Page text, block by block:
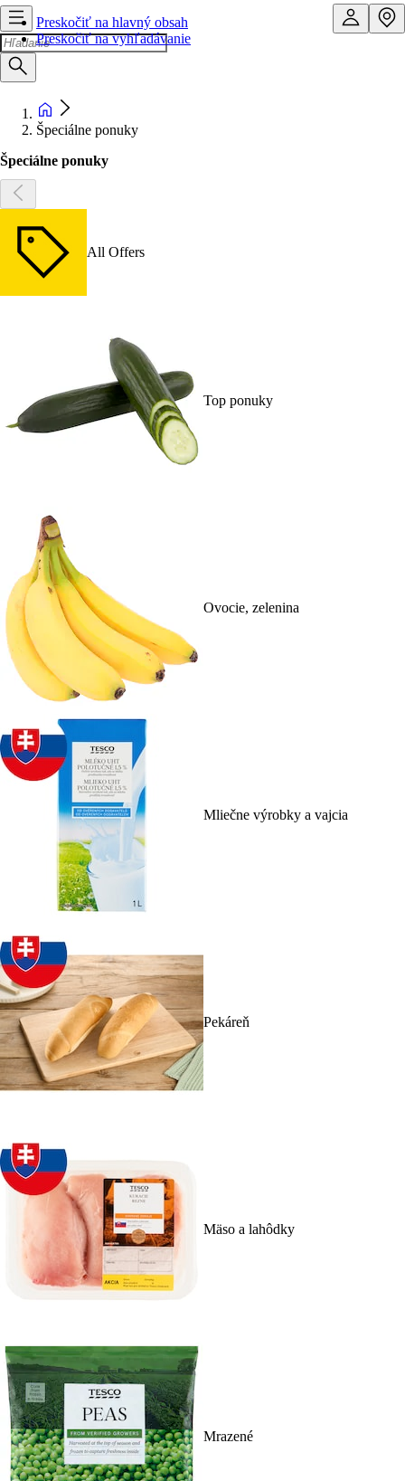
Preskočiť na hlavný obsah
Preskočiť na vyhľadávanie
Špeciálne ponuky
Špeciálne ponuky
All Offers
Top ponuky
Ovocie, zelenina
Mliečne výrobky a vajcia
Pekáreň
Mäso a lahôdky
Mrazené